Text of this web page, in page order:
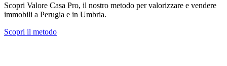
Scopri Valore Casa Pro, il nostro metodo per valorizzare e vendere
immobili a Perugia e in Umbria.
Scopri il metodo